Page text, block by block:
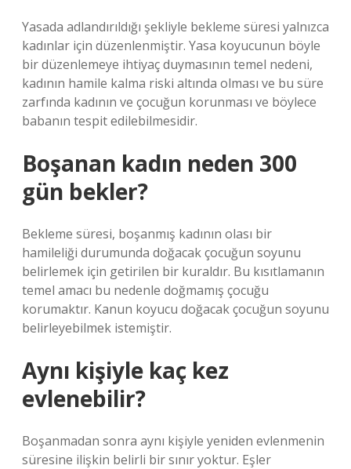
Yasada adlandırıldığı şekliyle bekleme süresi yalnızca
kadınlar için düzenlenmiştir. Yasa koyucunun böyle
bir düzenlemeye ihtiyaç duymasının temel nedeni,
kadının hamile kalma riski altında olması ve bu süre
zarfında kadının ve çocuğun korunması ve böylece
babanın tespit edilebilmesidir.
Boşanan kadın neden 300
gün bekler?
Bekleme süresi, boşanmış kadının olası bir
hamileliği durumunda doğacak çocuğun soyunu
belirlemek için getirilen bir kuraldır. Bu kısıtlamanın
temel amacı bu nedenle doğmamış çocuğu
korumaktır. Kanun koyucu doğacak çocuğun soyunu
belirleyebilmek istemiştir.
Aynı kişiyle kaç kez
evlenebilir?
Boşanmadan sonra aynı kişiyle yeniden evlenmenin
süresine ilişkin belirli bir sınır yoktur. Eşler